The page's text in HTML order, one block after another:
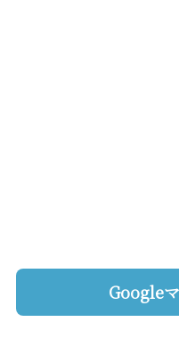
Google